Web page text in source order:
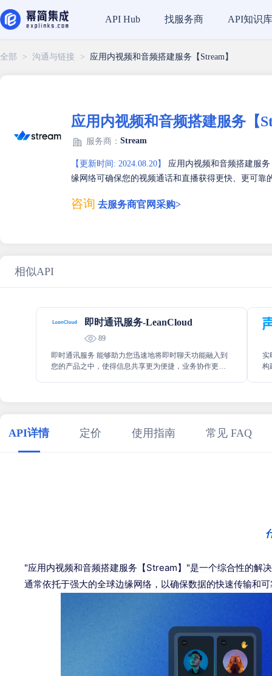
API Hub 找服务商 API知识库
全部 > 沟通与链接 > 应用内视频和音频搭建服务【Stream】
应用内视频和音频搭建服务【
服务商： Stream
【更新时间: 2024.08.20】
应用内视频和音频搭建服
缘网络可确保您的视频通话和直播获得更快、更可靠
咨询 去服务商官网采购>
相似API
即时通讯服务-LeanCloud
89
即时通讯服务 能够助力您迅速地将即时聊天功能融入到
您的产品之中，使得信息共享更为便捷，业务协作更加
实
构
API详情 定价 使用指南 常见 FAQ
"应用内视频和音频搭建服务【Stream】"是一个综合性的解
通常依托于强大的全球边缘网络，以确保数据的快速传输和